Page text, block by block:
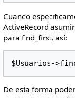
Cuando
ActiveRecord
para find_first, así:
$Usuarios-
De esta forma